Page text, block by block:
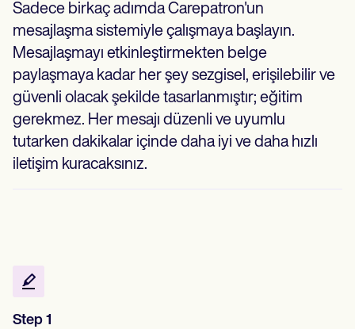
Sadece birkaç adımda Carepatron'un
mesajlaşma sistemiyle çalışmaya başlayın.
Mesajlaşmayı etkinleştirmekten belge
paylaşmaya kadar her şey sezgisel, erişilebilir ve
güvenli olacak şekilde tasarlanmıştır; eğitim
gerekmez. Her mesajı düzenli ve uyumlu
tutarken dakikalar içinde daha iyi ve daha hızlı
iletişim kuracaksınız.
Step 1